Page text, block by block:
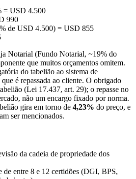
= USD 4.500
990
de USD 4.500) = USD 855
Notarial (Fundo Notarial, ~19% do
que muitos orçamentos omitem.
do tabelião ao sistema de
é repassada ao cliente. O obrigado
(Lei 17.437, art. 29); o repasse no
não um encargo fixado por norma.
gira em torno de 4,23% do preço, e
ser mencionados.
da cadeia de propriedade dos
de entre 8 e 12 certidões (DGI, BPS,